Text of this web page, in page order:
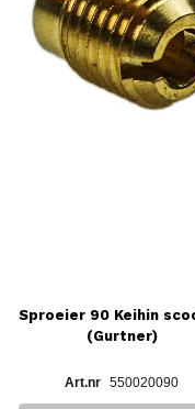
Sproeier 90 Keihin
(Gurtner)
550020090